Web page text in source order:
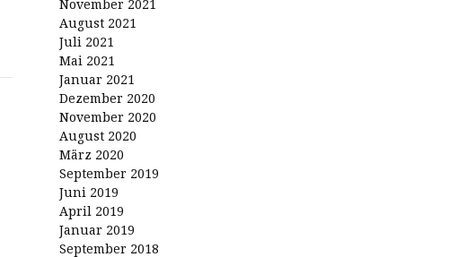
November 2021
August 2021
Juli 2021
Mai 2021
Januar 2021
Dezember 2020
November 2020
August 2020
März 2020
September 2019
Juni 2019
April 2019
Januar 2019
September 2018